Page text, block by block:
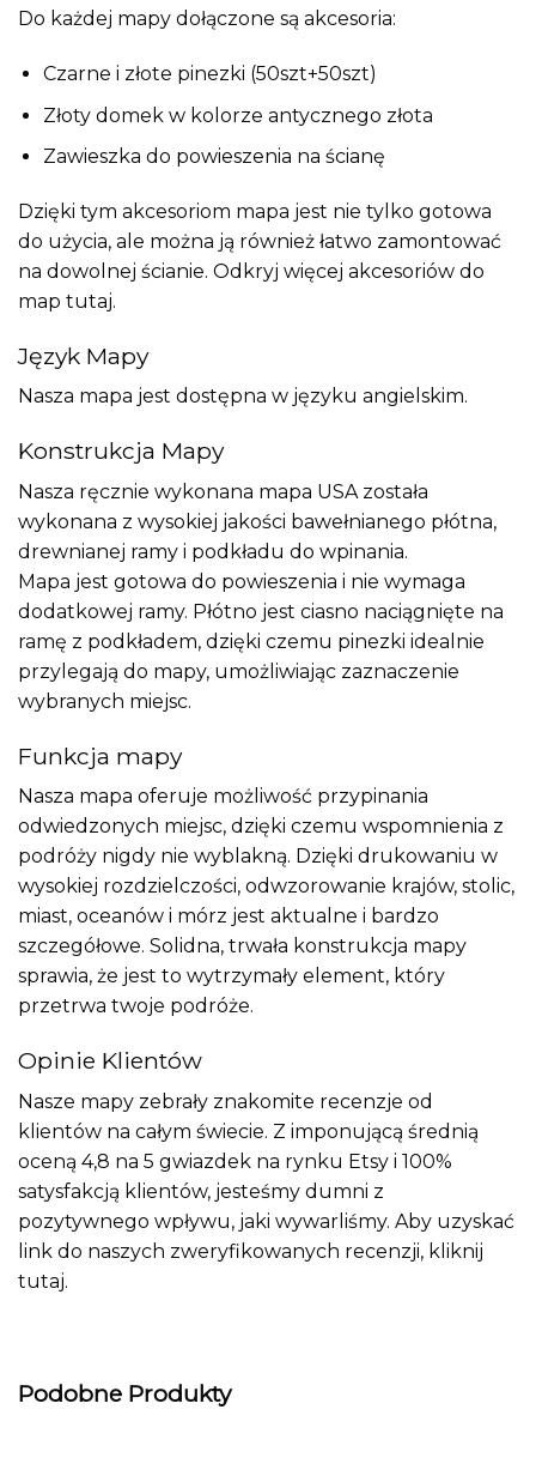
Do każdej mapy dołączone są akcesoria:
Czarne i złote pinezki (50szt+50szt)
Złoty domek w kolorze antycznego złota
Zawieszka do powieszenia na ścianę
Dzięki tym akcesoriom mapa jest nie tylko gotowa
do użycia, ale można ją również łatwo zamontować
na dowolnej ścianie. Odkryj więcej akcesoriów do
map tutaj.
Język Mapy
Nasza mapa jest dostępna w języku angielskim.
Konstrukcja Mapy
Nasza ręcznie wykonana mapa USA została
wykonana z wysokiej jakości bawełnianego płótna,
drewnianej ramy i podkładu do wpinania.
Mapa jest gotowa do powieszenia i nie wymaga
dodatkowej ramy. Płótno jest ciasno naciągnięte na
ramę z podkładem, dzięki czemu pinezki idealnie
przylegają do mapy, umożliwiając zaznaczenie
wybranych miejsc.
Funkcja mapy
Nasza mapa oferuje możliwość przypinania
odwiedzonych miejsc, dzięki czemu wspomnienia z
podróży nigdy nie wyblakną. Dzięki drukowaniu w
wysokiej rozdzielczości, odwzorowanie krajów, stolic,
miast, oceanów i mórz jest aktualne i bardzo
szczegółowe. Solidna, trwała konstrukcja mapy
sprawia, że jest to wytrzymały element, który
przetrwa twoje podróże.
Opinie Klientów
Nasze mapy zebrały znakomite recenzje od
klientów na całym świecie. Z imponującą średnią
oceną 4,8 na 5 gwiazdek na rynku Etsy i 100%
satysfakcją klientów, jesteśmy dumni z
pozytywnego wpływu, jaki wywarliśmy. Aby uzyskać
link do naszych zweryfikowanych recenzji, kliknij
tutaj.
Podobne Produkty